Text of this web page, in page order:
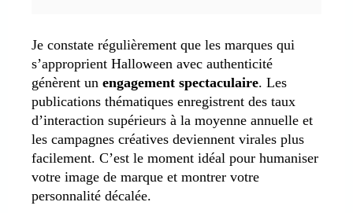
Je constate régulièrement que les marques qui
s’approprient Halloween avec authenticité
génèrent un engagement spectaculaire. Les
publications thématiques enregistrent des taux
d’interaction supérieurs à la moyenne annuelle et
les campagnes créatives deviennent virales plus
facilement. C’est le moment idéal pour humaniser
votre image de marque et montrer votre
personnalité décalée.